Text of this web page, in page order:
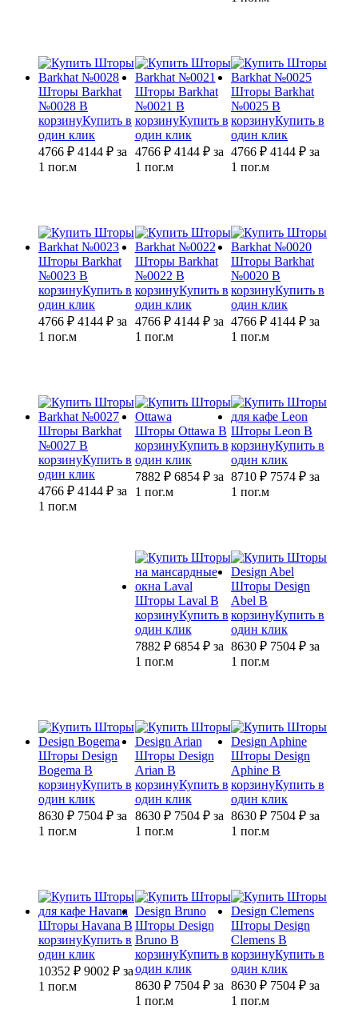
Шторы Barkhat
№0028 В
корзинуКупить в
один клик
4766 ₽ 4144 ₽ за
1 пог.м
Шторы Barkhat
№0021 В
корзинуКупить в
один клик
4766 ₽ 4144 ₽ за
1 пог.м
Шторы Barkhat
№0025В
корзинуКупить в
один клик
4766 ₽ 4144₽ за
1 пог.м
Шторы Barkhat
№0023 В
корзинуКупить в
один клик
4766 ₽ 4144 ₽ за
1 пог.м
Шторы Barkhat
№0022 В
корзинуКупить в
один клик
4766 ₽ 4144 ₽ за
1 пог.м
Шторы Barkhat
№0020В
корзинуКупить в
один клик
4766 ₽ 4144₽ за
1 пог.м
Шторы Barkhat
№0027 В
корзинуКупить в
один клик
4766 ₽ 4144 ₽ за
1 пог.м
Шторы Ottawa В
корзинуКупить в
один клик
7882 ₽ 6854 ₽ за
1 пог.м
Шторы LeonВ
корзинуКупить в
один клик
8710 ₽ 7574₽ за
1 пог.м
Шторы Laval В
корзинуКупить в
один клик
7882 ₽ 6854 ₽ за
1 пог.м
Шторы Design
AbelВ
корзинуКупить в
один клик
8630 ₽ 7504₽ за
1 пог.м
Шторы Design
Bogema В
корзинуКупить в
один клик
8630 ₽ 7504 ₽ за
1 пог.м
Шторы Design
Arian В
корзинуКупить в
один клик
8630 ₽ 7504 ₽ за
1 пог.м
Шторы Design
AphineВ
корзинуКупить в
один клик
8630 ₽ 7504₽ за
1 пог.м
Шторы Havana В
корзинуКупить в
один клик
10352 ₽ 9002 ₽ за
1 пог.м
Шторы Design
Bruno В
корзинуКупить в
один клик
8630 ₽ 7504 ₽ за
1 пог.м
Шторы Design
ClemensВ
корзинуКупить в
один клик
8630 ₽ 7504₽ за
1 пог.м